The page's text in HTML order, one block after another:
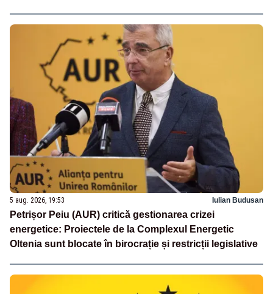
5 aug. 2026, 19:53 Iulian Budusan
Petrișor Peiu (AUR) critică gestionarea crizei
energetice: Proiectele de la Complexul Energetic
Oltenia sunt blocate în birocrație și restricții legislative